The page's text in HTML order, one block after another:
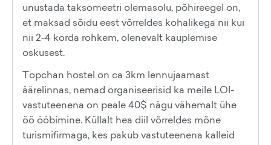
unustada taksomeetri olemasolu, põhireegel on,
et maksad sõidu eest võrreldes kohalikega nii kui
nii 2-4 korda rohkem, olenevalt kauplemise
oskusest.
Topchan hostel on ca 3km lennujaamast
äärelinnas, nemad organiseerisid ka meile LOI-
vastuteenena on peale 40$ nägu vähemalt ühe
öö ööbimine. Küllalt hea diil võrreldes mõne
turismifirmaga, kes pakub vastuteenena kalleid